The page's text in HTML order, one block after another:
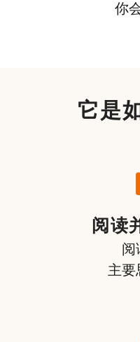
你
它是
阅读
阅
主要